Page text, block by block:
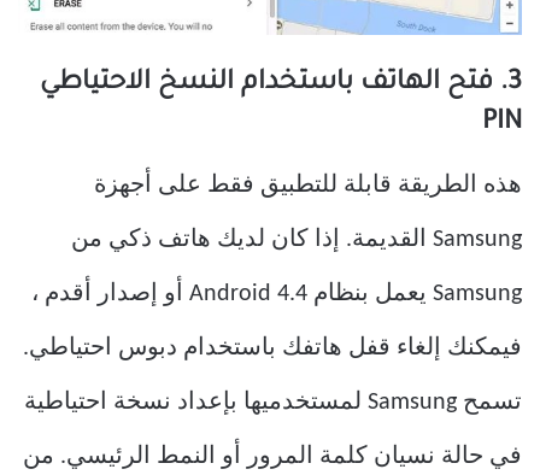
3. فتح الهاتف باستخدام النسخ الاحتياطي
PIN
هذه الطريقة قابلة للتطبيق فقط على أجهزة
Samsung القديمة. إذا كان لديك هاتف ذكي من
Samsung يعمل بنظام Android 4.4 أو إصدار أقدم ،
فيمكنك إلغاء قفل هاتفك باستخدام دبوس احتياطي.
تسمح Samsung لمستخدميها بإعداد نسخة احتياطية
في حالة نسيان كلمة المرور أو النمط الرئيسي. من